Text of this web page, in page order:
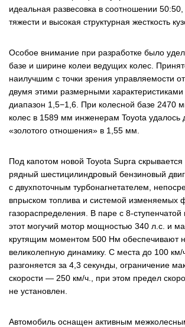
идеальная развесовка в соотношении 50:50,
тяжести и высокая структурная жесткость
Особое внимание при разработке было
базе и ширине колеи ведущих колес.
наилучшим с точки зрения управляемости
двумя этими размерными характеристиками
диапазон 1,5−1,6. При колесной базе 2470
колес в 1589 мм инженерам Toyota удалось
«золотого отношения» в 1,55 мм.
Под капотом новой Toyota Supra
рядный шестицилиндровый бензиновый
с двухпоточным турбонагнетателем,
впрыском топлива и системой изменяемых
газораспределения. В паре с 8-ступенчатой
этот могучий мотор мощностью 340 л.с. и
крутящим моментом 500 Нм обеспечивают
великолепную динамику. С места до 100 км/
разгоняется за 4,3 секунды, ограничение
скорости — 250 км/ч., при этом предел
не установлен.
Автомобиль оснащен активным